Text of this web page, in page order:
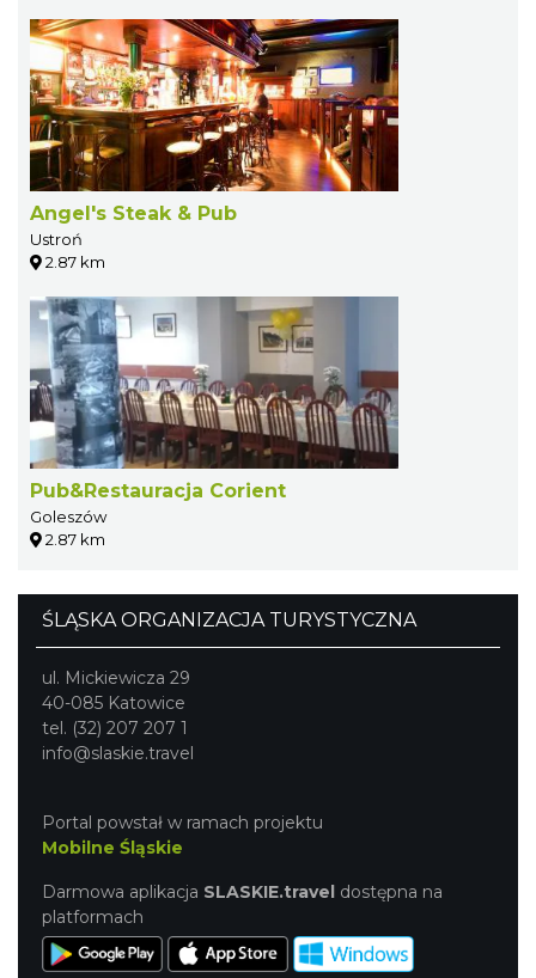
Angel's Steak & Pub
Ustroń
2.87 km
Pub&Restauracja Corient
Goleszów
2.87 km
ŚLĄSKA ORGANIZACJA TURYSTYCZNA
ul. Mickiewicza 29
40-085 Katowice
tel. (32) 207 207 1
info@slaskie.travel
Portal powstał w ramach projektu
Mobilne Śląskie
Darmowa aplikacja SLASKIE.travel dostępna na
platformach